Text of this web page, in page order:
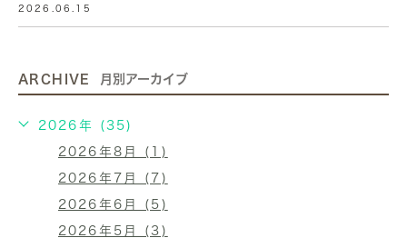
2026.06.15
ARCHIVE 月別アーカイブ
2026年 (35)
2026年8月 (1)
2026年7月 (7)
2026年6月 (5)
2026年5月 (3)